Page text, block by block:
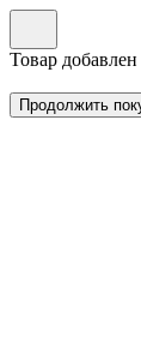
Товар
Продолжить